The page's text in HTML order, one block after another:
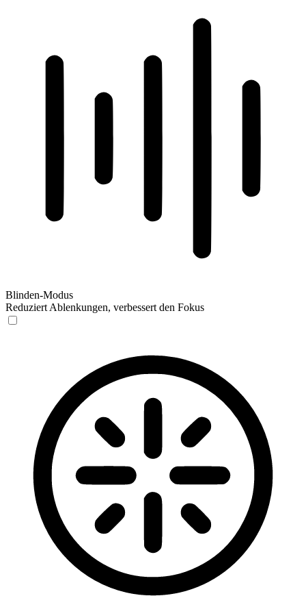
Blinden-Modus
Reduziert Ablenkungen, verbessert den Fokus